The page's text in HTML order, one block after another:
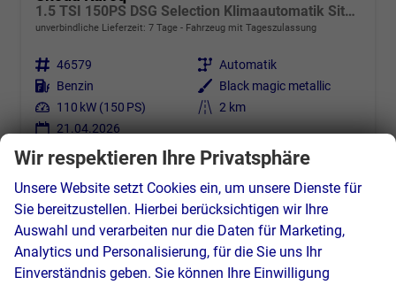
1.5 TSI 150PS DSG Selection Klimaautomatik Sitzheizung Lenkradheizung ACC PDC v+h Rückf.Kamera abg.Scheiben Apple CarPlay Android Auto 17"LM
unverbindliche Lieferzeit: 7 Tage Fahrzeug mit Tageszulassung
Fahrzeugnr. 46579 Getriebe Automatik
Kraftstoff Benzin Außenfarbe
Black magic metallic
Leistung 110 kW (150 PS) Kilometerstand 2 km
21.04.2026
32.890,– € Details
Verbrauch kombiniert:6,10 l/100km
CO 2-Klasse: E
CO2 -Emissionen:138,00 g/km
Wir respektieren Ihre Privatsphäre
Unsere Website setzt Cookies ein, um unsere Dienste für
Sie bereitzustellen. Hierbei berücksichtigen wir Ihre
Auswahl und verarbeiten nur die Daten für Marketing,
Analytics und Personalisierung, für die Sie uns Ihr
Einverständnis geben. Sie können Ihre Einwilligung